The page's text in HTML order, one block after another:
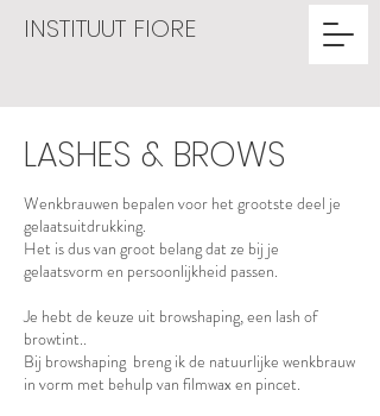
INSTITUUT FIORE
LASHES & BROWS
Wenkbrauwen bepalen voor het grootste deel je
gelaatsuitdrukking.
Het is dus van groot belang dat ze bij je
gelaatsvorm en persoonlijkheid passen.
Je hebt de keuze uit browshaping, een lash of
browtint..
Bij browshaping breng ik de natuurlijke wenkbrauw
in vorm met behulp van filmwax en pincet.